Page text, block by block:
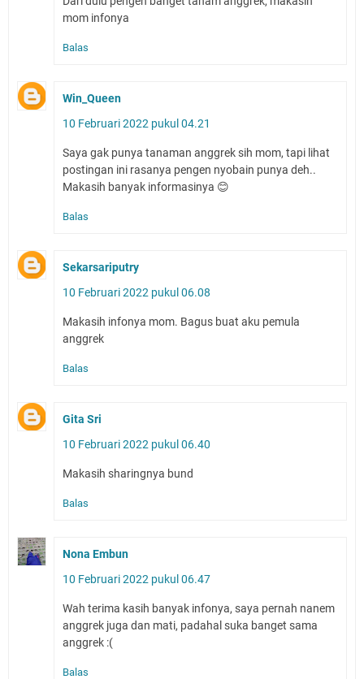
mom infonya
Balas
Win_Queen
10 Februari 2022 pukul 04.21
Saya gak punya tanaman anggrek sih mom, tapi lihat
postingan ini rasanya pengen nyobain punya deh..
Makasih banyak informasinya 😊
Balas
Sekarsariputry
10 Februari 2022 pukul 06.08
Makasih infonya mom. Bagus buat aku pemula
anggrek
Balas
Gita Sri
10 Februari 2022 pukul 06.40
Makasih sharingnya bund
Balas
Nona Embun
10 Februari 2022 pukul 06.47
Wah terima kasih banyak infonya, saya pernah nanem
anggrek juga dan mati, padahal suka banget sama
anggrek :(
Balas